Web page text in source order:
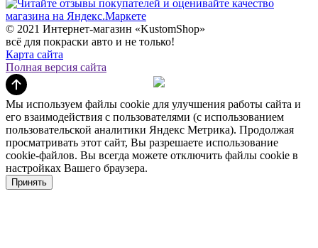
© 2021 Интернет-магазин «KustomShop»
всё для покраски авто и не только!
Карта сайта
Полная версия сайта
Мы используем файлы cookie для улучшения работы сайта и
его взаимодействия с пользователями (с использованием
пользовательской аналитики Яндекс Метрика). Продолжая
просматривать этот сайт, Вы разрешаете использование
cookie-файлов. Вы всегда можете отключить файлы cookie в
настройках Вашего браузера.
Принять